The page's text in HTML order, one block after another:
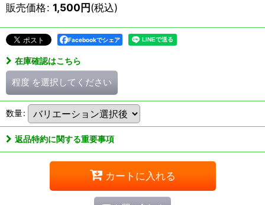
販売価格: 1,500円(税込)
Facebookでシェア
在庫確認はこちら
程度 を選択してください
数量:
返品特約に関する重要事項
カートに入れる